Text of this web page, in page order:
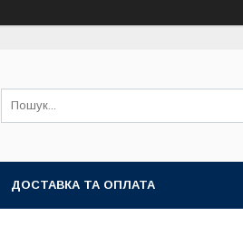
ДОСТАВКА ТА ОПЛАТА